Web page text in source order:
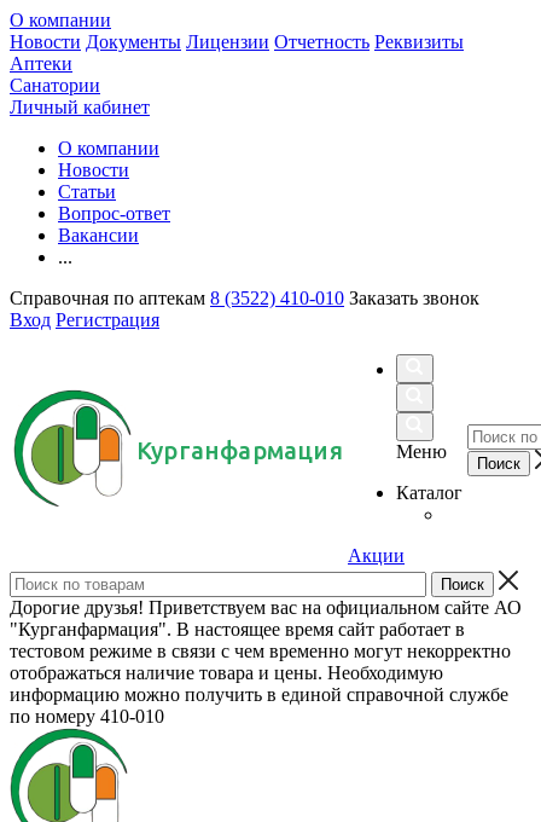
О компании
Новости Документы Лицензии Отчетность Реквизиты
Аптеки
Санатории
Личный кабинет
О компании
Новости
Статьи
Вопрос-ответ
Вакансии
...
Справочная по аптекам 8 (3522) 410-010 Заказать звонок
Вход Регистрация
Курганфармация
Меню
Каталог
Акции
Дорогие друзья! Приветствуем вас на официальном сайте АО
"Курганфармация". В настоящее время сайт работает в
тестовом режиме в связи с чем временно могут некорректно
отображаться наличие товара и цены. Необходимую
информацию можно получить в единой справочной службе
по номеру 410-010